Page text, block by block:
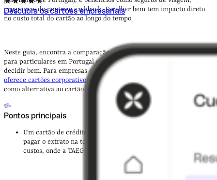
Descubra os cartões empresariais
programas de pontos e cashback. Escolher bem tem impacto direto
no custo total do cartão ao longo do tempo.
Neste guia, encontra a comparação dos principais cartões de crédito
para particulares em Portugal e os critérios que mais importam para
decidir bem. Para empresas e profissionais independentes, a
oferece cartões corporativos integrados numa conta empresarial
como alternativa ao cartão de crédito pessoal.
Pontos principais
Um cartão de crédito é um contrato de crédito com plafond;
pagar o extrato na totalidade evita juros, e fracionar implica
custos, onde a TAEG é o indicador mais completo.